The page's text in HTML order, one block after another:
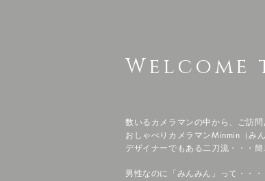
数いるカメラマンの中から、ご訪問
おしゃべりカメラマンMinmin（み
デザイナーでもある二刀流・・・
男性なのに「みんみん」って・・